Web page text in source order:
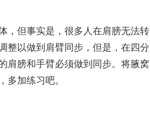
但事实是，很多人在肩膀无法转
整以做到肩臂同步，但是，在四分
肩膀和手臂必须做到同步。将腋窝
多加练习吧。